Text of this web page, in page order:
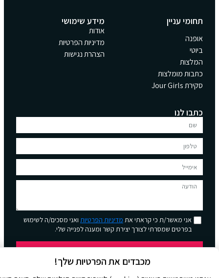
תחומי עניין
אופנה
ביוטי
המלצות
כתבות מומלצות
סקירת Jour Girls
מידע שימושי
אודות
מדיניות הפרטיות
הצהרת נגישות
כתבו לנו
אני מאשר/ת כי קראתי את מדיניות הפרטיות ואני מסכים/ה לשימוש
בפרטים שמסרתי לצורך יצירת קשר ומענה לפנייה שלי.
מכבדים את הפרטיות שלך!